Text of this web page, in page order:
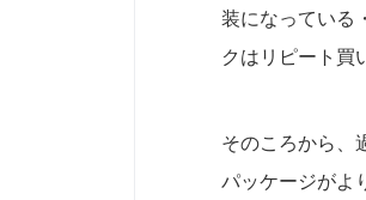
装になっている
クはリピート買
そのころから、
パッケージがよ